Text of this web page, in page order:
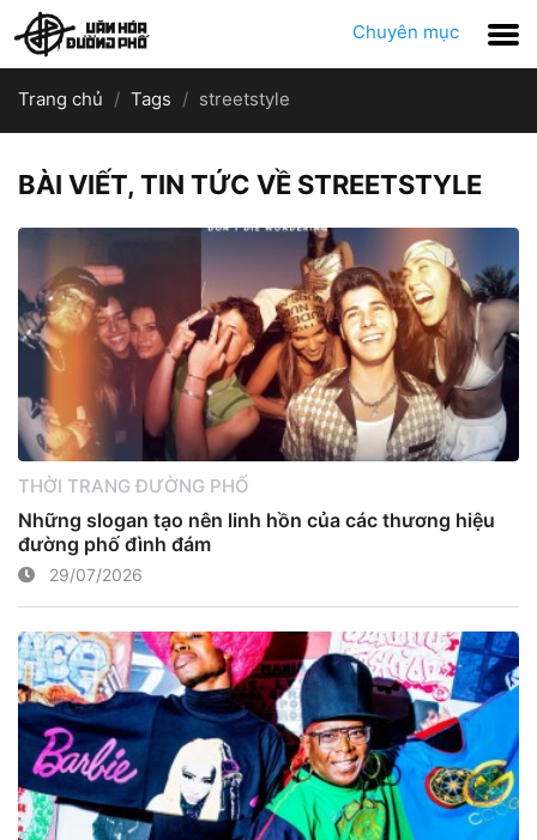
Chuyên mục
Trang chủ Tags streetstyle
BÀI VIẾT, TIN TỨC VỀ STREETSTYLE
THỜI TRANG ĐƯỜNG PHỐ
Những slogan tạo nên linh hồn của các thương hiệu
đường phố đình đám
29/07/2026